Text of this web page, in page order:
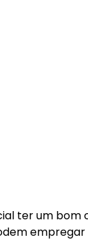
ter um